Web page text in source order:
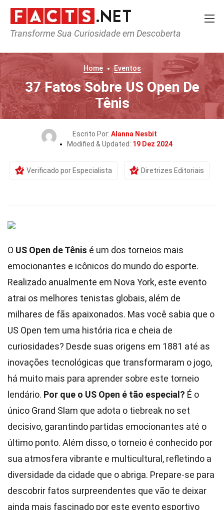
Transforme Sua Curiosidade em Descoberta
Home Eventos
37 Fatos Sobre US Open De
Tênis
Escrito Por: Alanna Nesbit
Modified & Updated: 19 Dez 2024
Verificado por Especialista Diretrizes Editoriais
O US Open de Tênis é um dos torneios mais
emocionantes e icônicos do mundo do esporte.
Realizado anualmente em Nova York, este evento
atrai os melhores tenistas globais, além de
milhares de fãs apaixonados. Mas você sabia que o
US Open tem uma história rica e cheia de
curiosidades? Desde suas origens em 1881 até as
inovações tecnológicas que transformaram o jogo,
há muito mais para aprender sobre este torneio
lendário. Por que o US Open é tão especial? É o
único Grand Slam que adota o tiebreak no set
decisivo, garantindo partidas emocionantes até o
último ponto. Além disso, o torneio é conhecido por
sua atmosfera vibrante e multicultural, refletindo a
diversidade da cidade que o abriga. Prepare-se para
descobrir fatos surpreendentes que vão te deixar
ainda mais fascinado por este evento esportivo